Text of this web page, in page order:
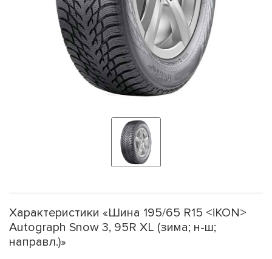
Характеристики «Шина 195/65 R15 <iKON>
Autograph Snow 3, 95R XL (зима; н-ш;
направл.)»